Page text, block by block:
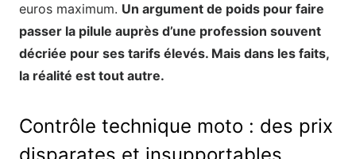
euros maximum. Un argument de poids pour faire
passer la pilule auprès d’une profession souvent
décriée pour ses tarifs élevés. Mais dans les faits,
la réalité est tout autre.
Contrôle technique moto : des prix